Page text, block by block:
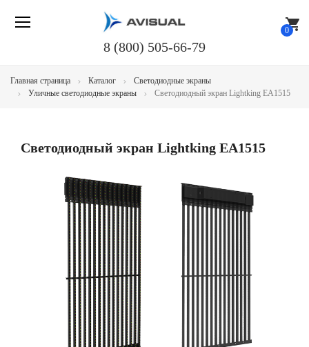
shopping_cart
0
8 (800) 505-66-79
Главная страница Каталог
Светодиодные экраны
Уличные светодиодные экраны
Светодиодный экран Lightking EA1515
Светодиодный экран Lightking EA1515